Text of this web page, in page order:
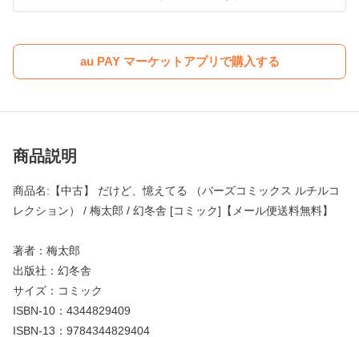
au PAY マーケットアプリで購入する
商品説明
商品名:【中古】 だけど、憶えてる （バーズコミックス ルチルコ
レクション） / 梅太郎 / 幻冬舎 [コミック]【メール便送料無料】
著者：梅太郎
出版社：幻冬舎
サイズ：コミック
ISBN-10：4344829409
ISBN-13：9784344829404